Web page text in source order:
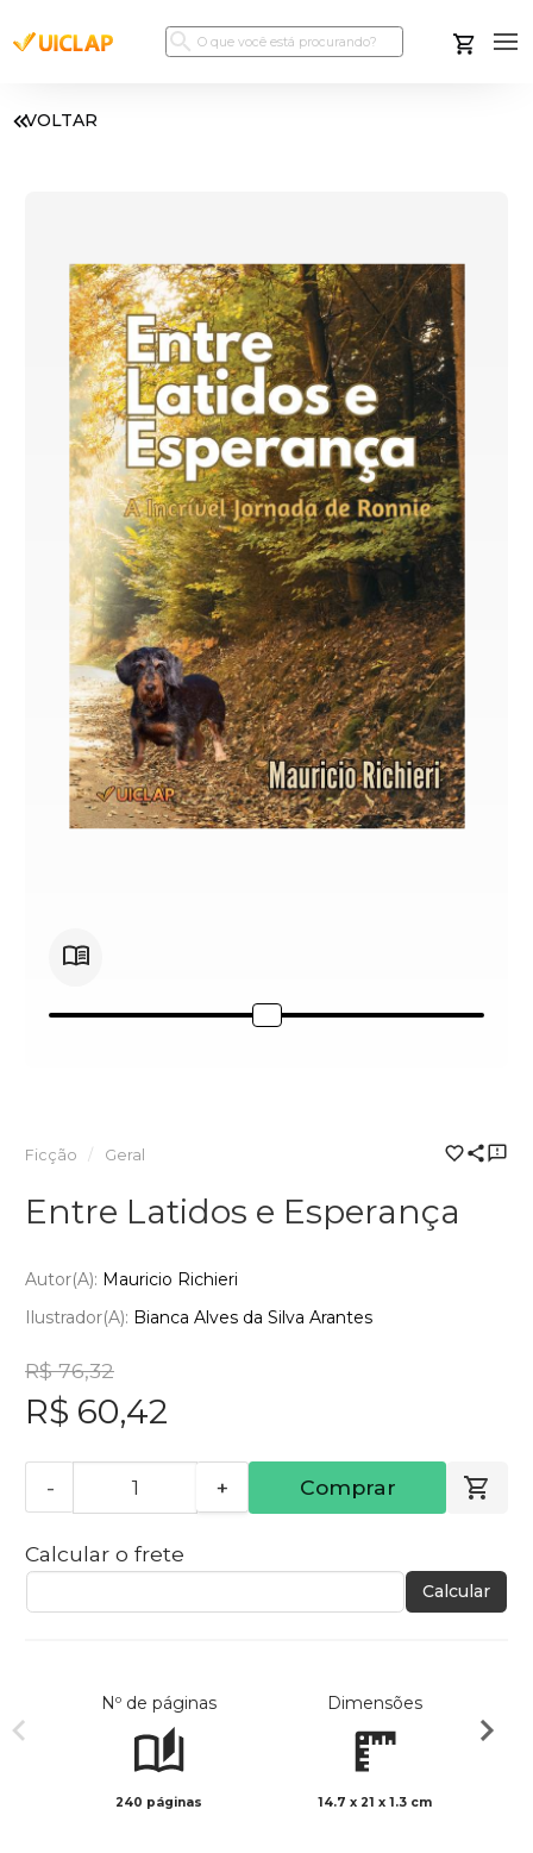
VOLTAR
Ficção Geral
Entre Latidos e Esperança
Autor(a): Mauricio Richieri
Ilustrador(a): Bianca Alves da Silva Arantes
R$ 76,32
R$ 60,42
- + Comprar
Calcular o frete
Calcular
Nº de páginas
240 páginas
Dimensões
14.7 x 21 x 1.3 cm